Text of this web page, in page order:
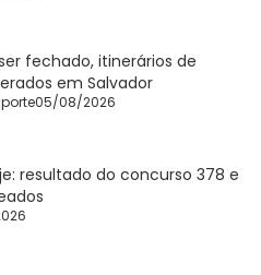
fechado, itinerários de
em Salvador
05/08/2026
resultado do concurso 378 e